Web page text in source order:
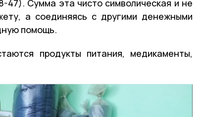
47). Сумма эта чисто символическая и не
а соединяясь с другими денежными
помощь.
продукты питания, медикаменты,